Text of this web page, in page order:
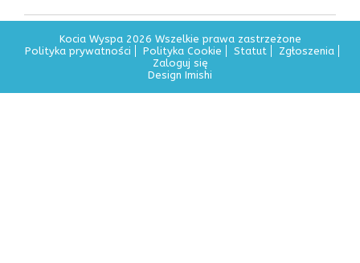
Kocia Wyspa 2026 Wszelkie prawa zastrzeżone
Polityka prywatności
Polityka Cookie Statut
Zgłoszenia
Zaloguj się
Design Imishi